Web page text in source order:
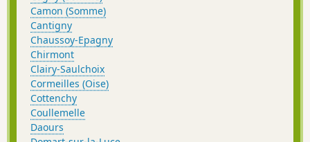
Camon (Somme)
Cantigny
Chaussoy-Epagny
Chirmont
Clairy-Saulchoix
Cormeilles (Oise)
Cottenchy
Coullemelle
Daours